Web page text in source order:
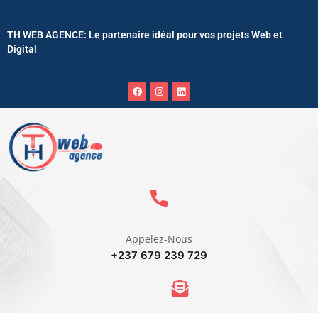
TH WEB AGENCE: Le partenaire idéal pour vos projets Web et
Digital
Appelez-Nous
+237 679 239 729